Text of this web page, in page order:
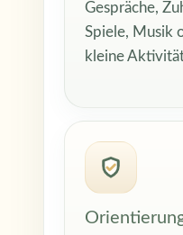
Gespräche,
Spiele, Musik
kleine